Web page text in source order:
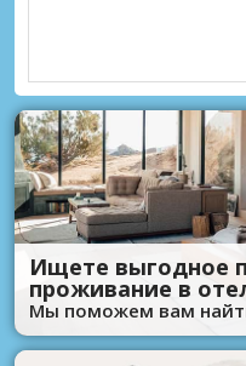
Ищете выгодное
проживание в
Мы поможем вам